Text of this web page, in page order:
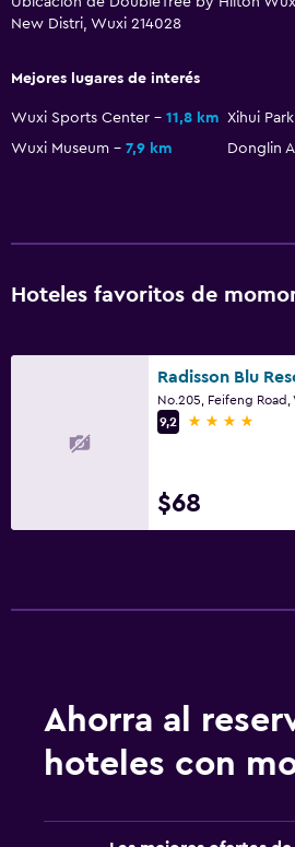
New Distri, Wuxi 214028
Mejores lugares de interés
Wuxi Sports Center 11,8 km Xihui Park
Wuxi Museum
7,9 km Donglin
Hoteles favoritos de
No.205, Feifeng Road,
9,2
4 estrellas
$68
Ahorra al
hoteles con